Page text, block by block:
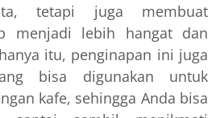
tetapi juga membuat
menjadi lebih hangat dan
itu, penginapan ini juga
bisa digunakan untuk
kafe, sehingga Anda bisa